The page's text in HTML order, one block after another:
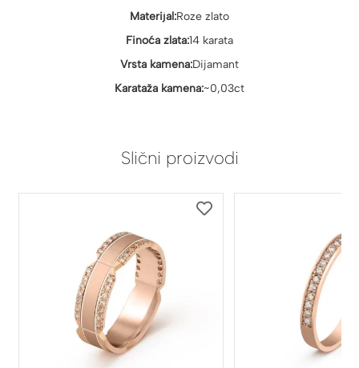
Materijal:Roze zlato
Finoća zlata:14 karata
Vrsta kamena:Dijamant
Karataža kamena:~0,03ct
Slični proizvodi